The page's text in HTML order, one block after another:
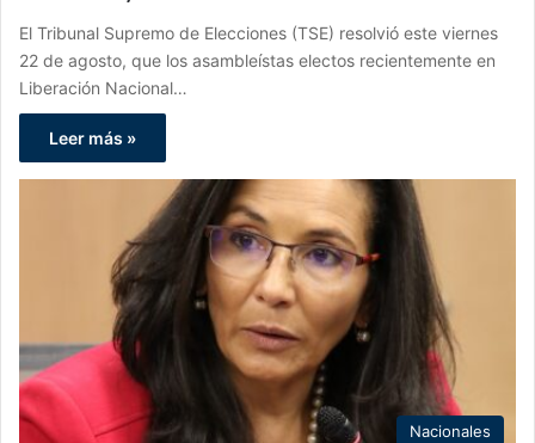
El Tribunal Supremo de Elecciones (TSE) resolvió este viernes
22 de agosto, que los asambleístas electos recientemente en
Liberación Nacional…
Leer más »
Nacionales